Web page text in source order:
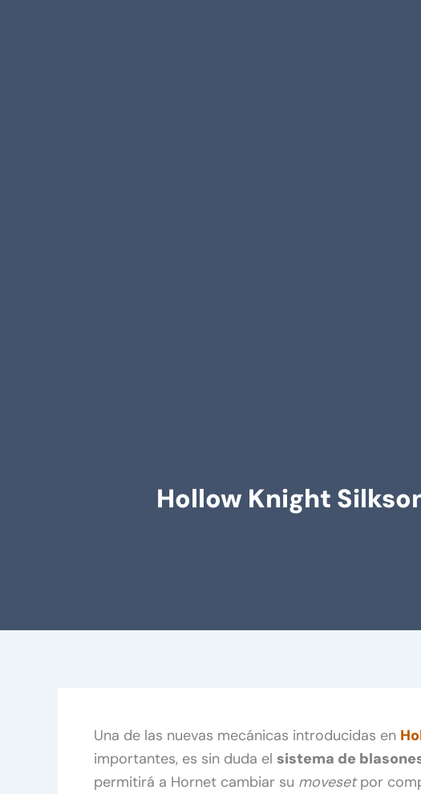
Hollow Knight
Una de las nuevas mecánicas introducidas en
importantes, es sin duda el sistema de
permitirá a Hornet cambiar su movesetpor